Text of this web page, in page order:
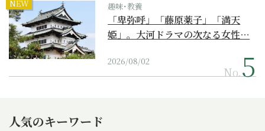
NEW 趣味･教養
「卑弥呼」「藤原薬子」「満天
姫」。大河ドラマの次なる女性…
2026/08/02
No.
人気のキーワード